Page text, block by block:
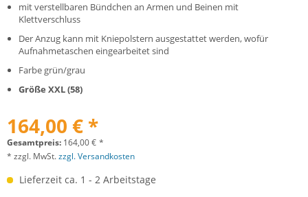
mit verstellbaren Bündchen an Armen und Beinen mit
Klettverschluss
Der Anzug kann mit Kniepolstern ausgestattet werden, wofür
Aufnahmetaschen eingearbeitet sind
Farbe grün/grau
Größe XXL (58)
164,00 € *
Gesamtpreis: 164,00€ *
* zzgl. MwSt.zzgl. Versandkosten
Lieferzeit ca. 1 - 2 Arbeitstage